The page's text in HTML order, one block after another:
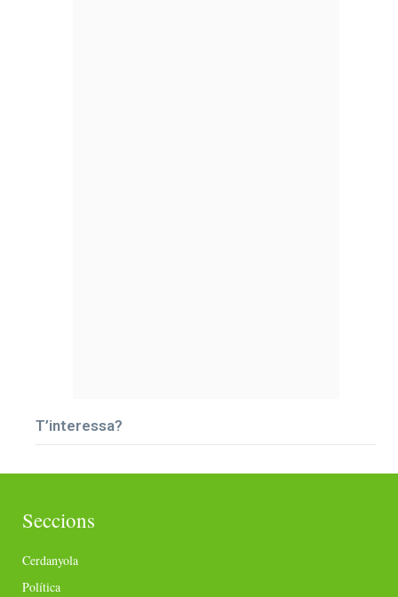
T’interessa?
Seccions
Cerdanyola
Política